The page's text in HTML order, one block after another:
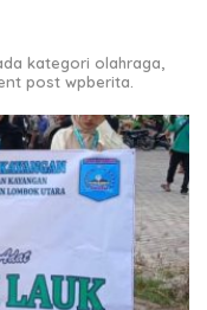
kategori olahraga,
post wpberita.